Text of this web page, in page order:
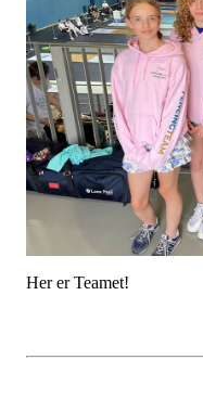
Her er Teamet!